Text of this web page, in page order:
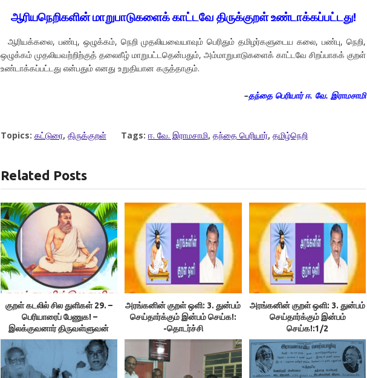
ஆரியநெறிகளின் மாறுபாடுகளைக் காட்டவே திருக்குறள் உண்டாக்கப்பட்டது!
ஆரியக்கலை, பண்பு, ஒழுக்கம், நெறி முதலியவையாவும் பெரிதும் தமிழர்களுடைய கலை, பண்பு, நெறி,
ஒழுக்கம் முதலியவற்றிற்குத் தலைகீழ் மாறுபட்டதென்பதும், அம்மாறுபாடுகளைக் காட்டவே சிறப்பாகக் குறள்
உண்டாக்கப்பட்டது என்பதும் எனது உறுதியான கருத்தாகும்.
–தந்தை பெரியார் ஈ. வே. இராமசாமி
Topics: கட்டுரை, திருக்குறள் Tags: ஈ. வே. இராமசாமி, தந்தை பெரியார், தமிழ்நெறி
Related Posts
குறள் கடலில் சில துளிகள் 29. –
பெரியாரைப் பேணுக! –
இலக்குவனார் திருவள்ளுவன்
அரங்கனின் குறள் ஒளி: 3. துன்பம்
செய்தார்க்கும் இன்பம் செய்க!:
-தொடர்ச்சி
அரங்கனின் குறள் ஒளி: 3. துன்பம்
செய்தார்க்கும் இன்பம்
செய்க!:1/2